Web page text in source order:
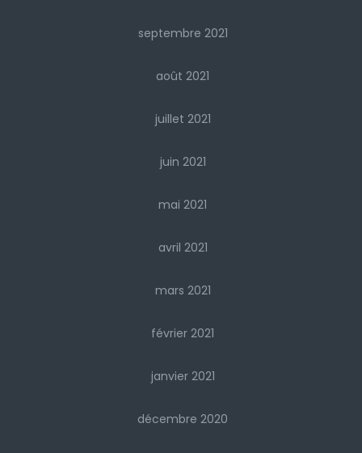
septembre 2021
août 2021
juillet 2021
juin 2021
mai 2021
avril 2021
mars 2021
février 2021
janvier 2021
décembre 2020